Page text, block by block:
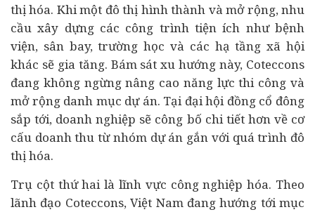
thị hóa. Khi một đô thị hình thành và mở rộng, nhu
cầu xây dựng các công trình tiện ích như bệnh
viện, sân bay, trường học và các hạ tầngxã hội
khác sẽ gia tăng. Bám sát xu hướng này, Coteccons
đang không ngừng nâng cao năng lực thi công và
mở rộng danh mục dự án. Tại đại hội đồng cổ đông
sắp tới, doanh nghiệp sẽ công bố chi tiết hơn về cơ
cấu doanh thu từ nhóm dự án gắn với quá trình đô
thị hóa.
Trụ cột thứ hai là lĩnh vực công nghiệp hóa. Theo
lãnh đạo Coteccons, Việt Nam đang hướng tới mục